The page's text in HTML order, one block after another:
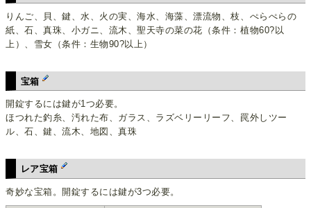
りんご、貝、鍵、水、火の実、海水、海藻、漂流物、枝、ぺらぺらの
紙、石、真珠、小ガニ、流木、聖天寺の菜の花（条件：植物60?以
上）、雪女（条件：生物90?以上）
宝箱
開錠するには鍵が1つ必要。
ほつれた釣糸、汚れた布、ガラス、ラズベリーリーフ、罠外しツー
ル、石、鍵、流木、地図、真珠
レア宝箱
奇妙な宝箱。開錠するには鍵が3つ必要。